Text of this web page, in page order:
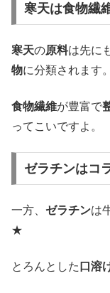
寒天は食物繊
寒天の原料は先に
物に分類されます。
食物繊維が豊富で
ってこいですよ。
ゼラチンはコ
一方、 ゼラチンは
★
とろんとした 口溶